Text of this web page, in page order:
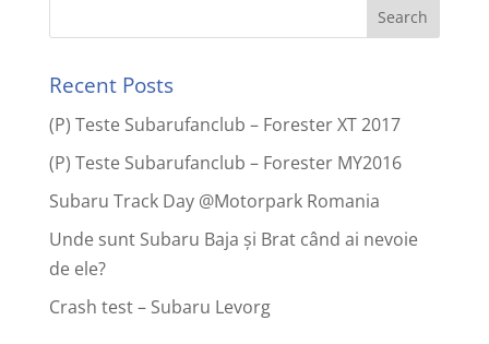
Recent Posts
(P) Teste Subarufanclub – Forester XT 2017
(P) Teste Subarufanclub – Forester MY2016
Subaru Track Day @Motorpark Romania
Unde sunt Subaru Baja și Brat când ai nevoie
de ele?
Crash test – Subaru Levorg